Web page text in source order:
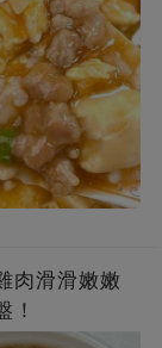
肉滑滑嫩嫩
！